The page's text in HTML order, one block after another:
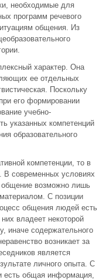
необходимые для
программ речевого
общения. Из
характер. Она
ее отдельных
Поскольку
его формировании
учебно-
указанных компетенций
образовательного
компетенции, то в
В современных условиях
общение возможно лишь
С позиции
общения людей есть
владеет некоторой
иначе содержательного
возникает за
является
личного опыта. С
есть общая информация,